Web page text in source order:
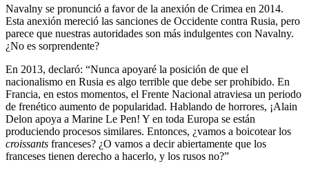
Navalny se pronunció a favor de la anexión de Crimea en 2014.
Esta anexión mereció las sanciones de Occidente contra Rusia, pero
parece que nuestras autoridades son más indulgentes con Navalny.
¿No es sorprendente?
En 2013, declaró: “Nunca apoyaré la posición de que el
nacionalismo en Rusia es algo terrible que debe ser prohibido. En
Francia, en estos momentos, el Frente Nacional atraviesa un periodo
de frenético aumento de popularidad. Hablando de horrores, ¡Alain
Delon apoya a Marine Le Pen! Y en toda Europa se están
produciendo procesos similares. Entonces, ¿vamos a boicotear los
croissants franceses? ¿O vamos a decir abiertamente que los
franceses tienen derecho a hacerlo, y los rusos no?”